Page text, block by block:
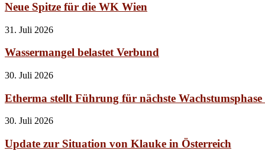
Neue Spitze für die WK Wien
31. Juli 2026
Wassermangel belastet Verbund
30. Juli 2026
Etherma stellt Führung für nächste
30. Juli 2026
Update zur Situation von Klauke in Österreich